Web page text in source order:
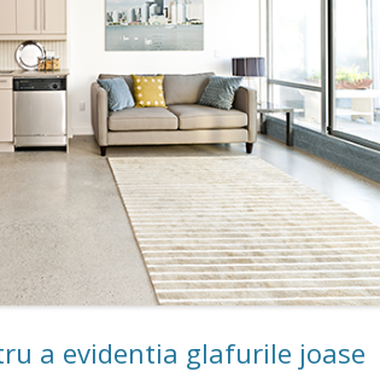
a evidentia glafurile joase